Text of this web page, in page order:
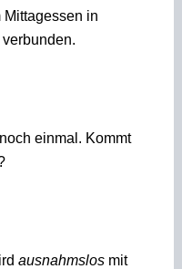
in
einmal. Kommt
ausnahmslos mit